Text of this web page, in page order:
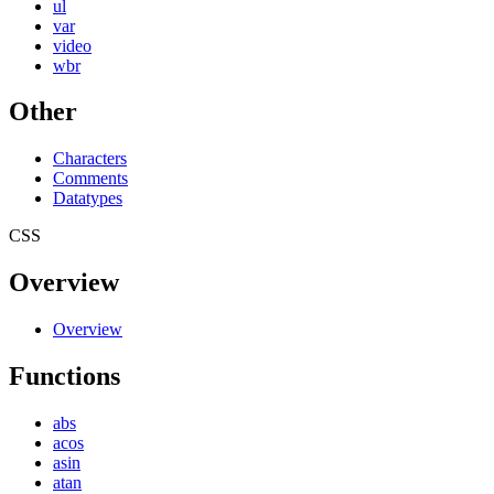
ul
var
video
wbr
Other
Characters
Comments
Datatypes
CSS
Overview
Overview
Functions
abs
acos
asin
atan